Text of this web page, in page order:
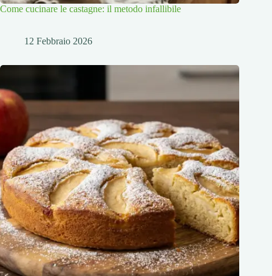
Come cucinare le castagne: il metodo infallibile
12 Febbraio 2026